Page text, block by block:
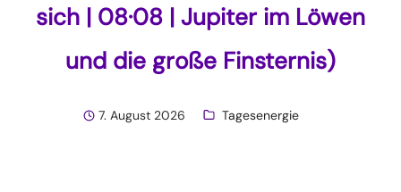
sich | 08·08 | Jupiter im Löwen
und die große Finsternis)
7. August 2026 Tagesenergie